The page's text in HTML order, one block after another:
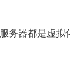
务器都是虚拟